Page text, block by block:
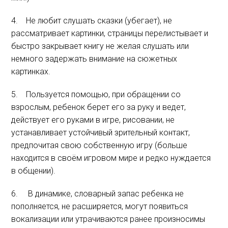
4. Не любит слушать сказки (убегает), не
рассматривает картинки, страницы перелистывает и
быстро закрывает книгу не желая слушать или
немного задержать внимание на сюжетных
картинках.
5. Пользуется помощью, при обращении со
взрослым, ребенок берет его за руку и ведет,
действует его руками в игре, рисовании, не
устанавливает устойчивый зрительный контакт,
предпочитая свою собственную игру (больше
находится в своём игровом мире и редко нуждается
в общении).
6. В динамике, словарный запас ребенка не
пополняется, не расширяется, могут появиться
вокализации или утрачиваются ранее произносимы